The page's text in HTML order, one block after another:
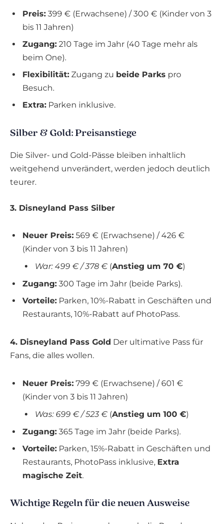
Preis: 399 € (Erwachsene) / 300 € (Kinder von 3
bis 11 Jahren)
Zugang: 210 Tage im Jahr (40 Tage mehr als
beim One).
Flexibilität: Zugang zu beide Parks pro
Besuch.
Extra: Parken inklusive.
Silber & Gold: Preisanstiege
Die Silver- und Gold-Pässe bleiben inhaltlich
weitgehend unverändert, werden jedoch deutlich
teurer.
3. Disneyland Pass Silber
Neuer Preis: 569 € (Erwachsene) / 426 €
(Kinder von 3 bis 11 Jahren)
War: 499 € / 378 € (Anstieg um 70 €)
Zugang: 300 Tage im Jahr (beide Parks).
Vorteile: Parken, 10%-Rabatt in Geschäften und
Restaurants, 10%-Rabatt auf PhotoPass.
4. Disneyland Pass Gold Der ultimative Pass für
Fans, die alles wollen.
Neuer Preis: 799 € (Erwachsene) / 601 €
(Kinder von 3 bis 11 Jahren)
Was: 699 € / 523 € (Anstieg um 100 €)
Zugang: 365 Tage im Jahr (beide Parks).
Vorteile: Parken, 15%-Rabatt in Geschäften und
Restaurants, PhotoPass inklusive, Extra
magische Zeit.
Wichtige Regeln für die neuen Ausweise